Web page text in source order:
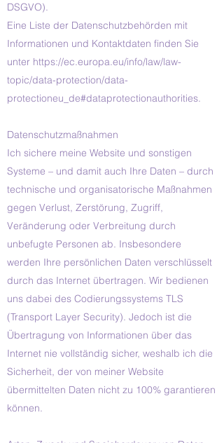
DSGVO).
Eine Liste der Datenschutzbehörden mit
Informationen und Kontaktdaten finden Sie
unter https://ec.europa.eu/info/law/law-
topic/data-protection/data-
protectioneu_de#dataprotectionauthorities.
Datenschutzmaßnahmen
Ich sichere meine Website und sonstigen
Systeme – und damit auch Ihre Daten – durch
technische und organisatorische Maßnahmen
gegen Verlust, Zerstörung, Zugriff,
Veränderung oder Verbreitung durch
unbefugte Personen ab. Insbesondere
werden Ihre persönlichen Daten verschlüsselt
durch das Internet übertragen. Wir bedienen
uns dabei des Codierungssystems TLS
(Transport Layer Security). Jedoch ist die
Übertragung von Informationen über das
Internet nie vollständig sicher, weshalb ich die
Sicherheit, der von meiner Website
übermittelten Daten nicht zu 100% garantieren
können.